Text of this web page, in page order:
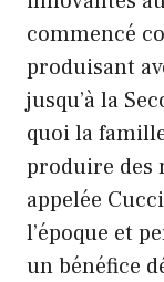
commencé
produisant
jusqu’à la
quoi la
produire des
appelée
l’époque et
un bénéfice